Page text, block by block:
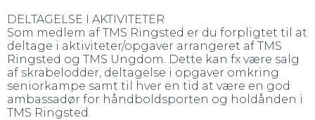
DELTAGELSE I AKTIVITETER
Som medlem af TMS Ringsted er du forpligtet til at
deltage i aktiviteter/opgaver arrangeret af TMS
Ringsted og TMS Ungdom. Dette kan fx være salg
af skrabelodder, deltagelse i opgaver omkring
seniorkampe samt til hver en tid at være en god
ambassadør for håndboldsporten og holdånden i
TMS Ringsted.